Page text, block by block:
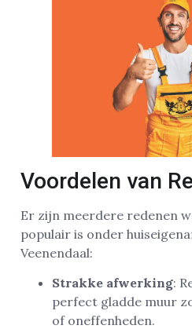
Voordelen van
Er zijn meerdere redenen
populair is onder
Veenendaal:
Strakke afwerking:
perfect gladde muur
of oneffenheden.